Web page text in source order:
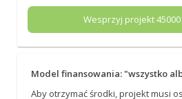
Wesprzyj projekt45000
Model finansowania: "wszystko
Aby otrzymać środki, projekt musi